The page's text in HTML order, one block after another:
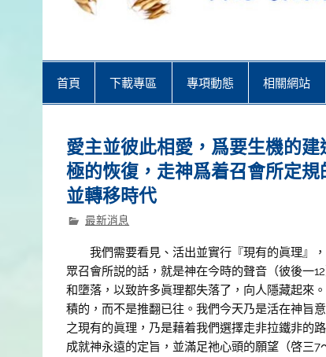
首頁 下載專區 專項動態 相關網站
愛主並彼此相愛，爲要生機的
極的恢復，走神爲着召會所定
並轉移時代
最新消息
我們需要看見、活出並實行『現有的眞理』，
眾召會所説的話，就是神在今時的聲音（彼後一
和墮落，以致許多眞理都失落了，向人隱藏起來
積的，而不是推翻已往。我們今天乃是活在神旨
之現有的眞理，乃是藉着我們選擇走非拉鐵非的
成就神永遠的定旨，並滿足祂心頭的願望（啓三7